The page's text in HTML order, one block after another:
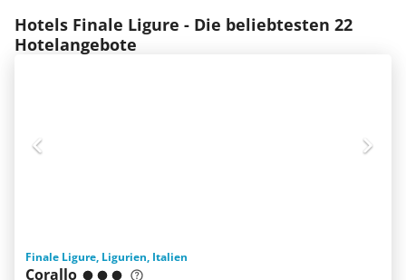
Hotels Finale Ligure - Die beliebtesten 22
Hotelangebote
Finale Ligure, Ligurien, Italien
Corallo